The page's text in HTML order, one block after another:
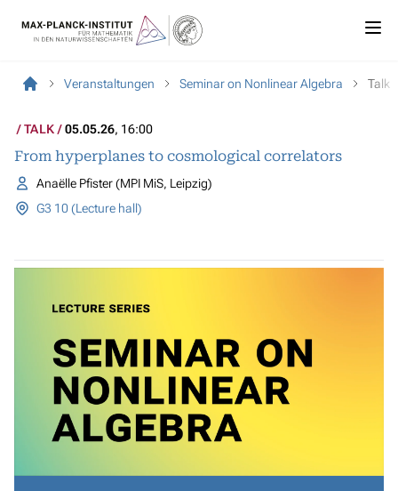
Veranstaltungen Seminar on Nonlinear Algebra Talk
TALK 05.05.26, 16:00
From hyperplanes to cosmological correlators
Anaëlle Pfister (MPI MiS, Leipzig)
G3 10 (Lecture hall)